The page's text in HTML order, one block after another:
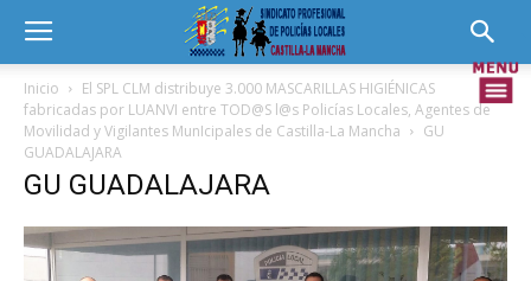
Inicio
El SPL CLM distribuye 3.000 MASCARILLAS HIGIÉNICAS
fabricadas por LUANVI entre TOD@S l@s Policías Locales, Agentes de
Movilidad y Vigilantes MunIcipales de Castilla-La Mancha
GU
GUADALAJARA
GU GUADALAJARA